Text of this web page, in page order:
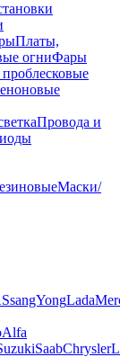
Платы,
огниФары
Провода и
Маски/
SsangYongLada
Alfa
SaabChrysler